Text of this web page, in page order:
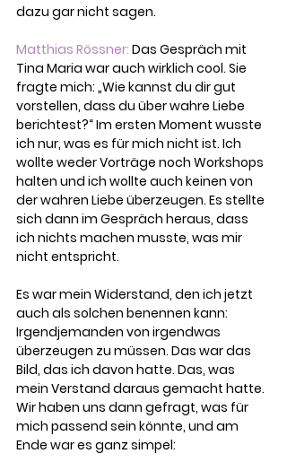
dazu gar nicht sagen.
Matthias Rössner: Das Gespräch mit
Tina Maria war auch wirklich cool. Sie
fragte mich: „Wie kannst du dir gut
vorstellen, dass du über wahre Liebe
berichtest?“ Im ersten Moment wusste
ich nur, was es für mich nicht ist. Ich
wollte weder Vorträge noch Workshops
halten und ich wollte auch keinen von
der wahren Liebe überzeugen. Es stellte
sich dann im Gespräch heraus, dass
ich nichts machen musste, was mir
nicht entspricht.
Es war mein Widerstand, den ich jetzt
auch als solchen benennen kann:
Irgendjemanden von irgendwas
überzeugen zu müssen. Das war das
Bild, das ich davon hatte. Das, was
mein Verstand daraus gemacht hatte.
Wir haben uns dann gefragt, was für
mich passend sein könnte, und am
Ende war es ganz simpel: